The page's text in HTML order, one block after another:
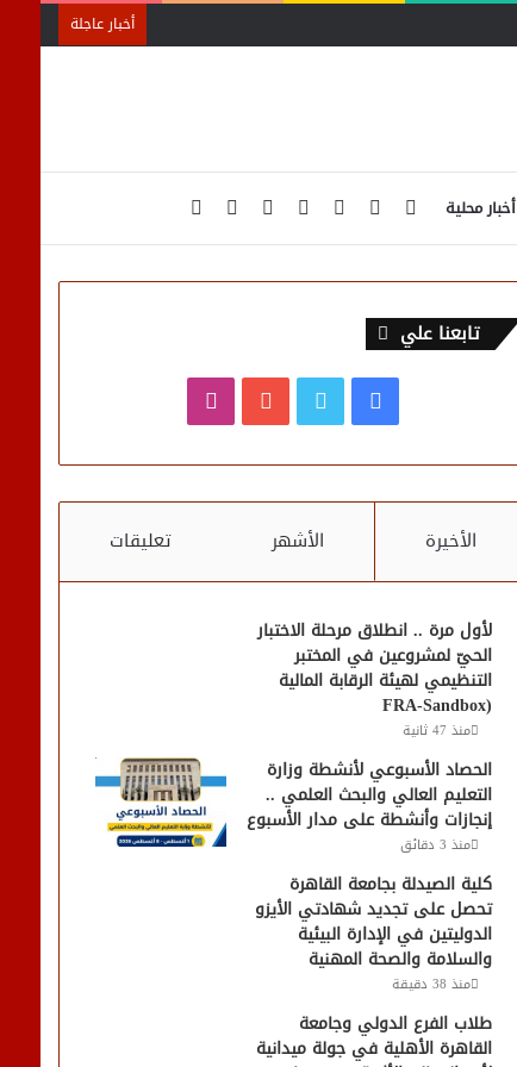
أخبار عاجلة
أخبار محلية
الوضع
المظلم
إضافة
عمود
جانبي
تسجيل
الدخول
انستقرام
يوتيوبتويترفيسبوك
تابعنا علي
فيسبوك يوتيوب
الأخيرة الأشهر تعليقات
لأول مرة .. انطلاق مرحلة الاختبار
الحيّ لمشروعين في المختبر
التنظيمي لهيئة الرقابة المالية
(FRA-Sandbox
منذ 47 ثانية
الحصاد الأسبوعي لأنشطة وزارة
التعليم العالي والبحث العلمي ..
إنجازات وأنشطة على مدار الأسبوع
منذ 3 دقائق
كلية الصيدلة بجامعة القاهرة
تحصل على تجديد شهادتي الأيزو
الدوليتين في الإدارة البيئية
والسلامة والصحة المهنية
منذ 38 دقيقة
طلاب الفرع الدولي وجامعة
القاهرة الأهلية في جولة ميدانية